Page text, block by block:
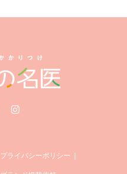
プライバシーポリシー